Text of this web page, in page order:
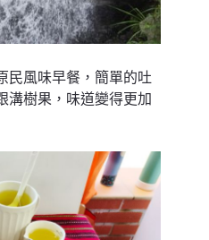
民風味早餐，簡單的吐
溝樹果，味道變得更加